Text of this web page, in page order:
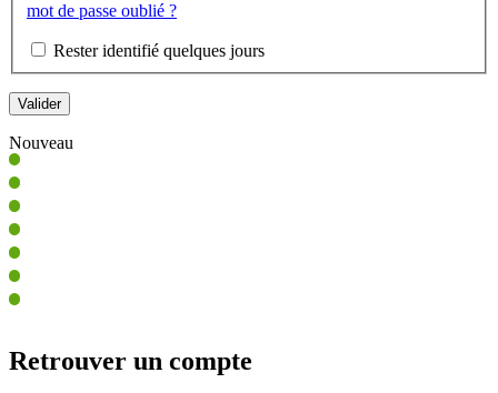
mot de passe oublié ?
Rester identifié quelques jours
Nouveau
Retrouver un compte